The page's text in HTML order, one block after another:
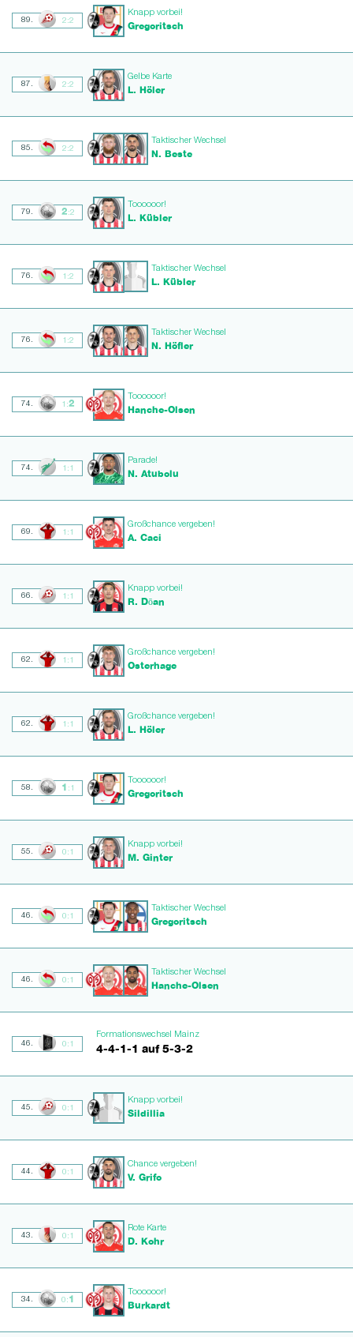
89. 2:2
Knapp vorbei!
Gregoritsch
87. 2:2
Gelbe Karte
L. Höler
85. 2:2
Taktischer Wechsel
N. Beste
79. 2 :2
Toooooor!
L. Kübler
76. 1:2
Taktischer Wechsel
L. Kübler
76. 1:2
Taktischer Wechsel
N. Höfler
74. 1:2
Toooooor!
Hanche-Olsen
74. 1:1
Parade!
N. Atubolu
69. 1:1
Großchance vergeben!
A. Caci
66. 1:1
Knapp vorbei!
R. Dōan
62. 1:1
Großchance vergeben!
Osterhage
62. 1:1
Großchance vergeben!
L. Höler
58. 1 :1
Toooooor!
Gregoritsch
55. 0:1
Knapp vorbei!
M. Ginter
46. 0:1
Taktischer Wechsel
Gregoritsch
46. 0:1
Taktischer Wechsel
Hanche-Olsen
46. 0:1
Formationswechsel Mainz
4-4-1-1 auf 5-3-2
45. 0:1
Knapp vorbei!
Sildillia
44. 0:1
Chance vergeben!
V. Grifo
43. 0:1
Rote Karte
D. Kohr
34. 0: 1
Toooooor!
Burkardt